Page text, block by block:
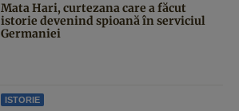
Mata Hari, curtezana care a făcut
istorie devenind spioană în serviciul
Germaniei
ISTORIE